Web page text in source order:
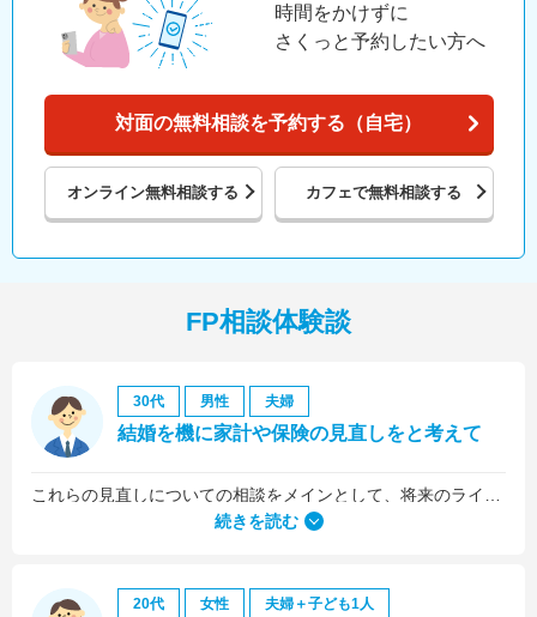
時間をかけずに
さくっと予約したい方へ
対面の無料相談を予約する（自宅）
オンライン無料相談する カフェで無料相談する
FP相談体験談
30代 男性 夫婦
結婚を機に家計や保険の見直しをと考えて
続きを読む
20代 女性 夫婦＋子ども1人